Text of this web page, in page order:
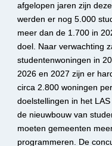
afgelopen jaren zijn
werden er nog 5.000
meer dan de 1.700 in
doel. Naar verwachting
studentenwoningen in
2026 en 2027 zijn er
circa 2.800 woningen
doelstellingen in het
de nieuwbouw van
moeten gemeenten
programmeren. De